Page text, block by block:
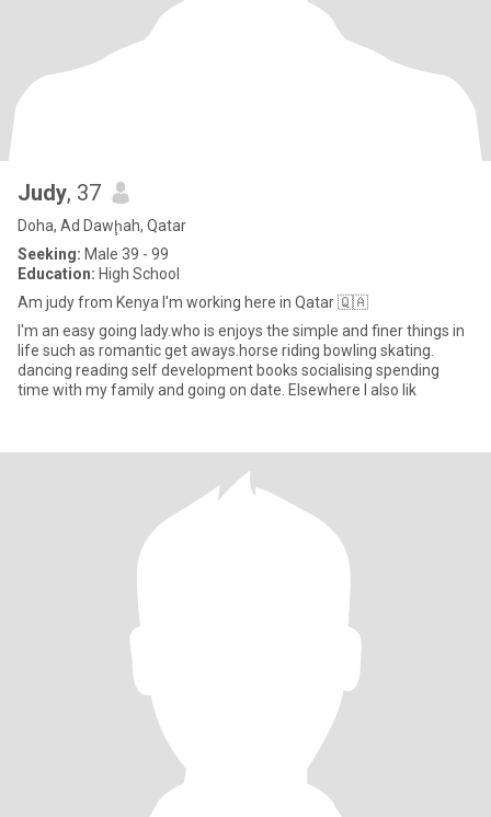
Judy, 37
Doha, Ad Dawḩah, Qatar
Seeking: Male 39 - 99
Education: High School
Am judy from Kenya I'm working here in Qatar 🇶🇦
I'm an easy going lady.who is enjoys the simple and finer things in
life such as romantic get aways.horse riding bowling skating.
dancing reading self development books socialising spending
time with my family and going on date. Elsewhere l also lik